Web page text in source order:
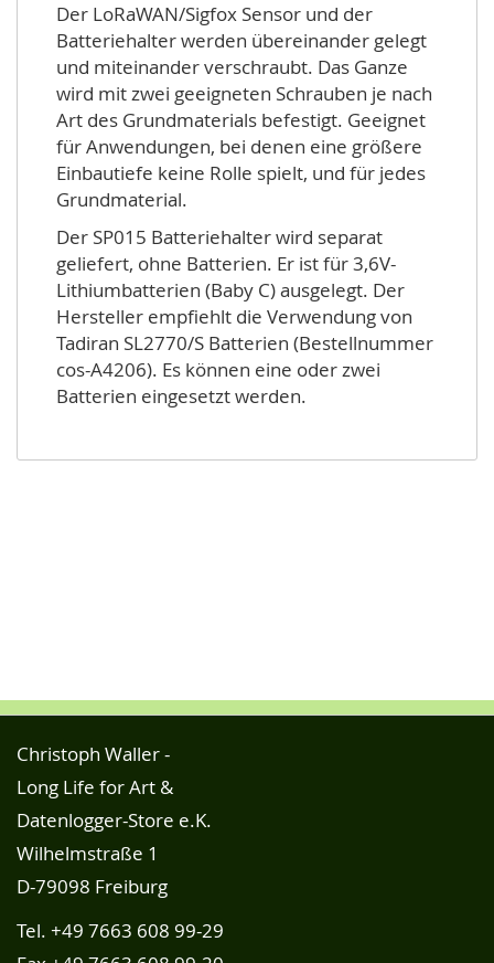
Der LoRaWAN/Sigfox Sensor und der
Batteriehalter werden übereinander gelegt
und miteinander verschraubt. Das Ganze
wird mit zwei geeigneten Schrauben je nach
Art des Grundmaterials befestigt. Geeignet
für Anwendungen, bei denen eine größere
Einbautiefe keine Rolle spielt, und für jedes
Grundmaterial.
Der SP015 Batteriehalter wird separat
geliefert, ohne Batterien. Er ist für 3,6V-
Lithiumbatterien (Baby C) ausgelegt. Der
Hersteller empfiehlt die Verwendung von
Tadiran SL2770/S Batterien (Bestellnummer
cos-A4206). Es können eine oder zwei
Batterien eingesetzt werden.
Christoph Waller -
Long Life for Art &
Datenlogger-Store e.K.
Wilhelmstraße 1
D-79098 Freiburg
Tel. +49 7663 608 99-29